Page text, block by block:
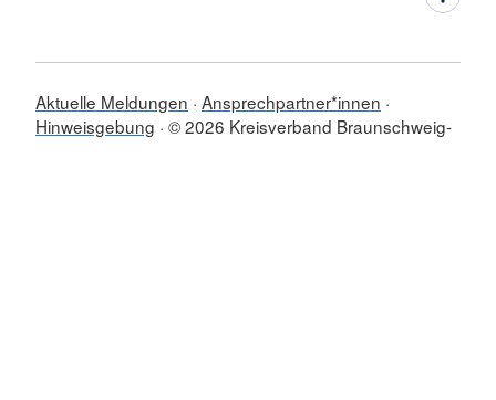
Aktuelle Meldungen Ansprechpartner*innen
Hinweisgebung © 2026 Kreisverband Braunschweig-